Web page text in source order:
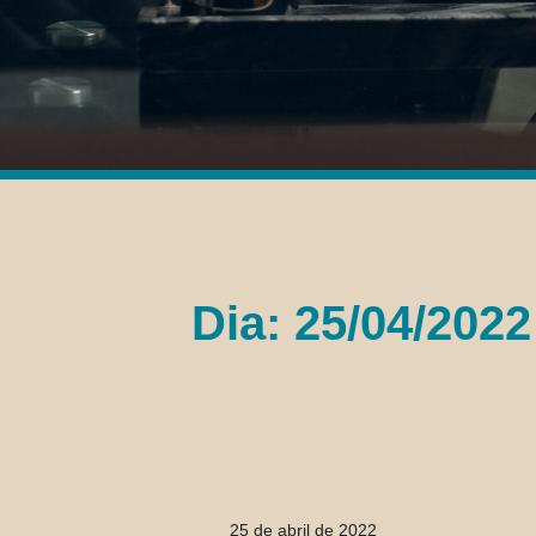
Dia: 25/04/2022
25 de abril de 2022